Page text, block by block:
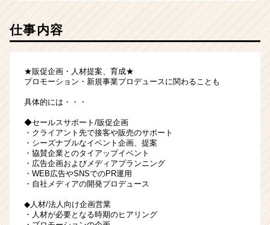
仕事内容
★販促企画・人材提案、育成★
プロモーション・新規事業プロデュースに関わることも
具体的には・・・
◆セールスサポート/販促企画
・クライアント先で接客や販売のサポート
・シーズナブルなイベント企画、提案
・協賛企業とのタイアップイベント
・広告企画およびメディアプランニング
・WEB広告やSNSでのPR運用
・自社メディアの開発プロデュース
◆人材/法人向け企画営業
・人材が必要となる時期のヒアリング